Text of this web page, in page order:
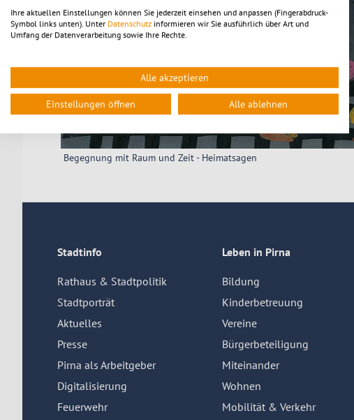
Begegnung mit Raum und Zeit - Heimatsagen
Stadtinfo
Rathaus & Stadtpolitik
Stadtporträt
Aktuelles
Presse
Pirna als Arbeitgeber
Digitalisierung
Feuerwehr
Leben in Pirna
Bildung
Kinderbetreuung
Vereine
Bürgerbeteiligung
Miteinander
Wohnen
Mobilität & Verkehr
Ihre aktuellen Einstellungen können Sie jederzeit einsehen und anpassen (Fingerabdruck-
Symbol links unten). Unter Datenschutz informieren wir Sie ausführlich über Art und
Umfang der Datenverarbeitung sowie Ihre Rechte.
Alle akzeptieren
Einstellungen öffnen Alle ablehnen